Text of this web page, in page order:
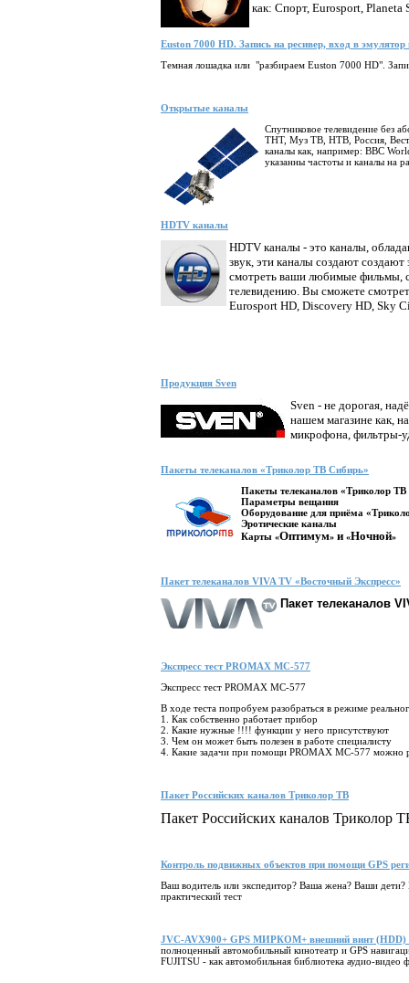
как: Спорт, Eurosport, Planeta
Euston 7000 HD. Запись на ресивер, вход в
Темная лошадка или "разбираем Euston 7000 HD".
Открытые каналы
Спутниковое телевидение без
ТНТ, Муз ТВ, НТВ, Россия,
каналы как, например: BBC
указанны частоты и каналы на
HDTV каналы
HDTV каналы - это каналы,
звук, эти каналы создают
смотреть ваши любимые фильмы,
телевидению. Вы сможете
Eurosport HD, Discovery HD, Sky
Продукция Sven
Sven - не дорогая,
нашем магазине как,
микрофона, фильтры-
Пакеты телеканалов «Триколор ТВ Сибирь»
Пакеты телеканалов «Триколор
Параметры вещания
Оборудование для приёма
Эротические каналы
Карты «Оптимум» и «Ночной»
Пакет телеканалов VIVA TV «Восточный Экспресс»
Пакет телеканалов
Экспресс тест PROMAX MC-577
Экспресс тест PROMAX MC-577
В ходе теста попробуем разобраться в режиме
1. Как собственно работает прибор
2. Какие нужные !!!! функции у него присутствуют
3. Чем он может быть полезен в работе специалисту
4. Какие задачи при помощи PROMAX MC-577 можно
Пакет Российских каналов Триколор ТВ
Пакет Российских каналов Триколор
Контроль подвижных объектов при помощи GPS
Ваш водитель или экспедитор? Ваша жена? Ваши
практический тест
JVC-AVX900+ GPS МИРКОМ+ внешний винт (HDD) -
полноценный автомобильный кинотеатр и GPS
FUJITSU - как автомобильная библиотека аудио-видео